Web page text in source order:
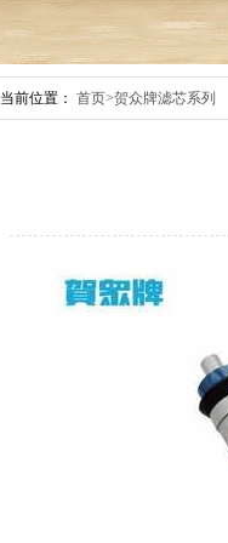
当前位置： 首页>贺众牌滤芯系列